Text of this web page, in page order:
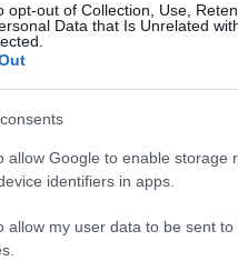
opt-out of Collection, Use,
Data that Is Unrelated
allow Google to enable storage
identifiers in apps.
allow my user data to be sent
sors, végzet szóból
gitár (guitarra) és egy
zenei műfaja lett. Az
Meghatározója a saudade,
és a boldogság
szellemi kulturális